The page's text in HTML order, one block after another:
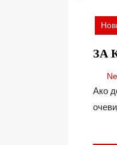
ЗА
Ако детето ви има проблеми с четенето и правописа, логопедията може да не изглежда като